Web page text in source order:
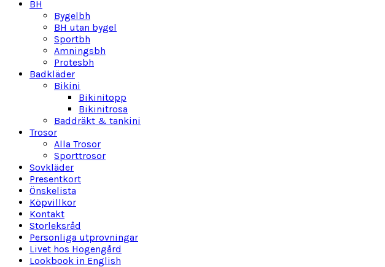
BH
Bygelbh
BH utan bygel
Sportbh
Amningsbh
Protesbh
Badkläder
Bikini
Bikinitopp
Bikinitrosa
Baddräkt & tankini
Trosor
Alla Trosor
Sporttrosor
Sovkläder
Presentkort
Önskelista
Köpvillkor
Kontakt
Storleksråd
Personliga utprovningar
Livet hos Hogengård
Lookbook in English